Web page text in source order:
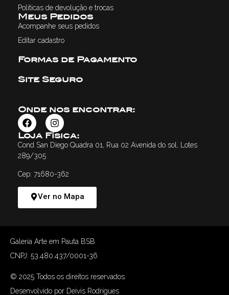
Politicas de devolução e trocas
Meus Pedidos
Acompanhe seus pedidos
Editar cadastro
Formas de Pagamento
Site Seguro
Onde nos encontrar:
Loja Física:
Cond San Diego Quadra 01, Rua 02 Avenida do sol, Lotes
289/305
Cep: 71680-362
Ver no Mapa
Galeria Arte em Pauta BSB
CNPJ: 53.480.437/0001-36
© 2025 Todos os direitos reservados.
Desenvolvido por Deivis Rodrigues